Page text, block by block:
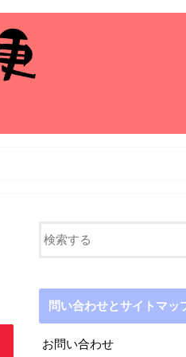
問い合わせとサイトマッ
お問い合わせ